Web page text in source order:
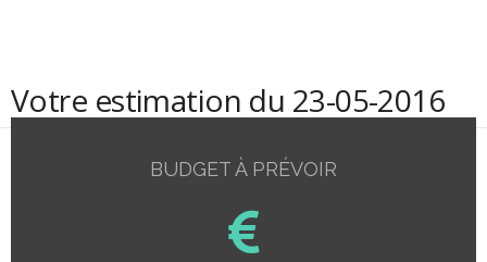
Votre estimation du 23-05-2016
BUDGET À PRÉVOIR